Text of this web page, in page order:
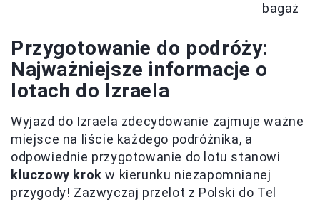
bagaż
Przygotowanie do podróży:
Najważniejsze informacje o
lotach do Izraela
Wyjazd do Izraela zdecydowanie zajmuje ważne
miejsce na liście każdego podróżnika, a
odpowiednie przygotowanie do lotu stanowi
kluczowy krok w kierunku niezapomnianej
przygody! Zazwyczaj przelot z Polski do Tel